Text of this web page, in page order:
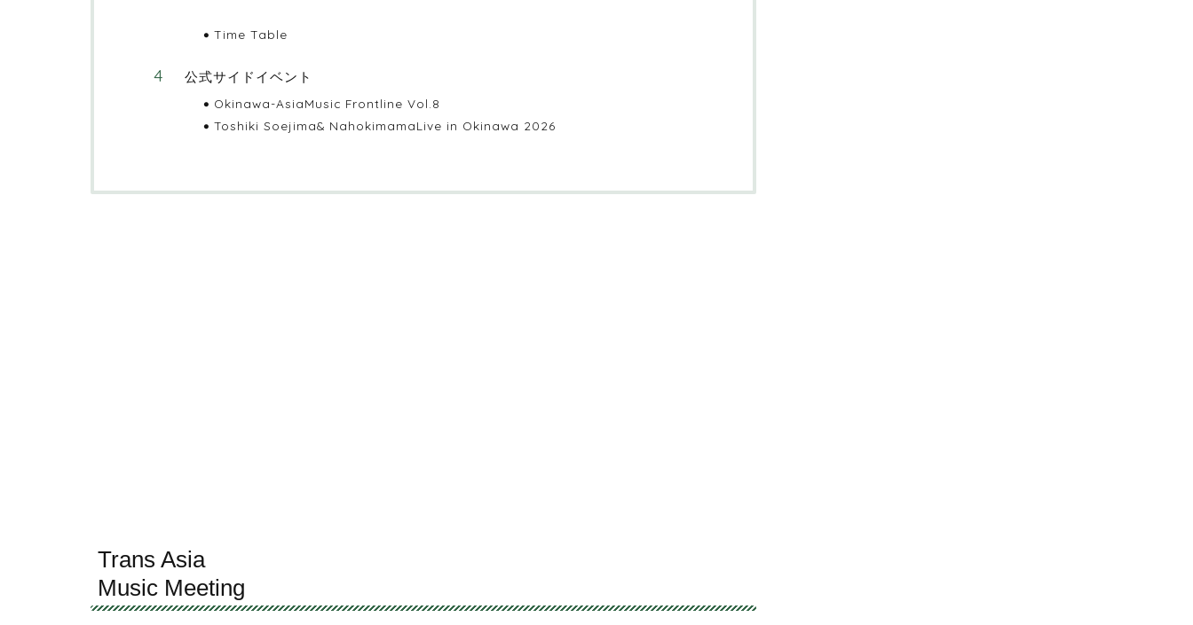
Time Table
公式サイドイベント
Okinawa-AsiaMusic Frontline Vol.8
Toshiki Soejima& NahokimamaLive in Okinawa 2026
Trans Asia
Music Meeting